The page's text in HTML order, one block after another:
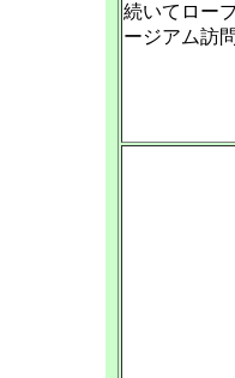
続いてロー
ージアム訪